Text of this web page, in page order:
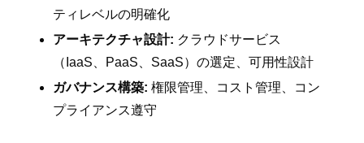
ティレベルの明確化
アーキテクチャ設計: クラウドサービス
（IaaS、PaaS、SaaS）の選定、可用性設計
ガバナンス構築: 権限管理、コスト管理、コン
プライアンス遵守